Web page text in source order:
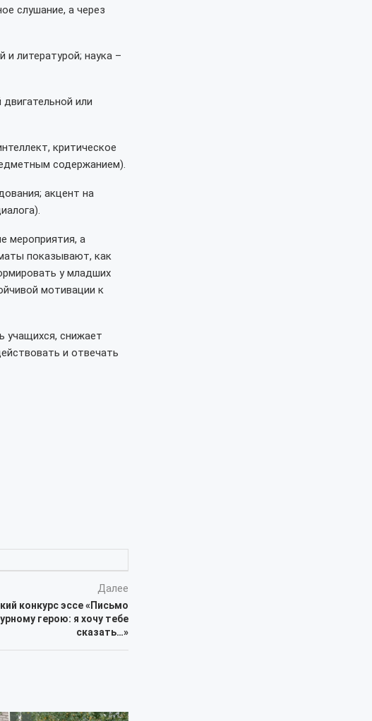
слушание, а через
и литературой; наука –
или
критическое
содержанием).
акцент на
мероприятия, а
показывают, как
у младших
мотивации к
учащихся, снижает
и отвечать
Далее
конкурс эссе «Письмо
герою: я хочу тебе
сказать…»